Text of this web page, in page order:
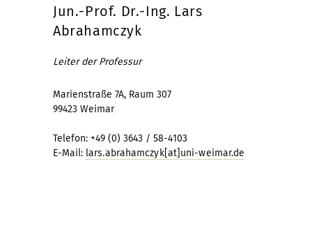
Jun.-Prof. Dr.-Ing. Lars
Abrahamczyk
Leiter der Professur
Marienstraße 7A, Raum 307
99423 Weimar
Telefon: +49 (0) 3643 / 58-4103
E-Mail: lars.abrahamczyk[at]uni-weimar.de